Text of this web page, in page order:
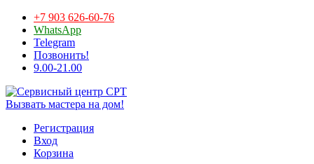
+7 903 626-60-76
WhatsApp
Telegram
Позвонить!
9.00-21.00
Вызвать мастера на дом!
Регистрация
Вход
Корзина